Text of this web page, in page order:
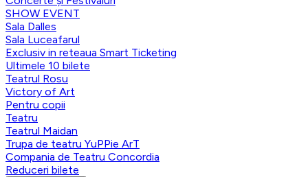
SHOW EVENT
Sala Dalles
Sala Luceafarul
Exclusiv in reteaua Smart Ticketing
Ultimele 10 bilete
Teatrul Rosu
Victory of Art
Pentru copii
Teatru
Teatrul Maidan
Trupa de teatru YuPPie ArT
Compania de Teatru Concordia
Reduceri bilete